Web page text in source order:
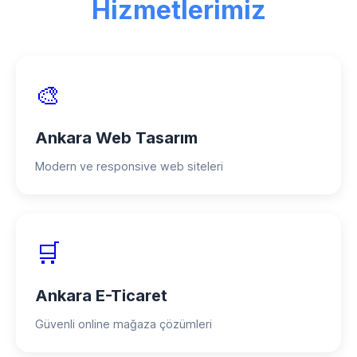
seçenekleri ve proje bazlı ödeme
Hizmetlerimiz
🎨
Ankara Web Tasarım
Modern ve responsive web siteleri
🛒
Ankara E-Ticaret
Güvenli online mağaza çözümleri